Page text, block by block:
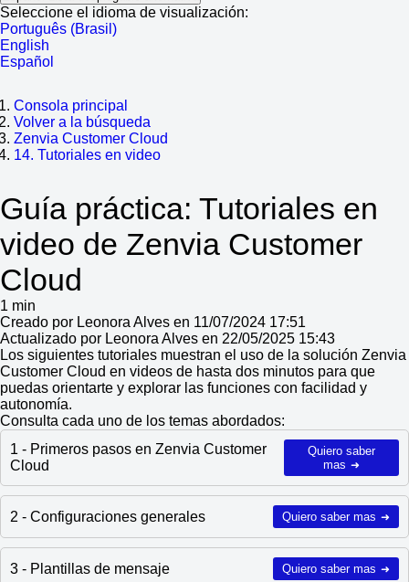
Seleccione el idioma de visualización:
Português (Brasil)
English
Español
Consola principal
Volver a la búsqueda
Zenvia Customer Cloud
14. Tutoriales en video
Guía práctica: Tutoriales en
video de Zenvia Customer
Cloud
1 min
Creado por Leonora Alves en 11/07/2024 17:51
Actualizado por Leonora Alves en 22/05/2025 15:43
Los siguientes tutoriales muestran el uso de la solución Zenvia
Customer Cloud en videos de hasta dos minutos para que
puedas orientarte y explorar las funciones con facilidad y
autonomía.
Consulta cada uno de los temas abordados:
1 - Primeros pasos en Zenvia Customer
Cloud
Quiero saber
mas ➜
2 - Configuraciones generales Quiero saber mas ➜
3 - Plantillas de mensaje Quiero saber mas ➜